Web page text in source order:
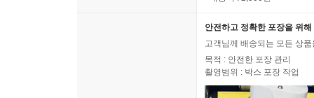
안전하고 정확한 포장을 위
고객님께 배송되는 모든 상
목적 : 안전한 포장 관리
촬영범위 : 박스 포장 작업